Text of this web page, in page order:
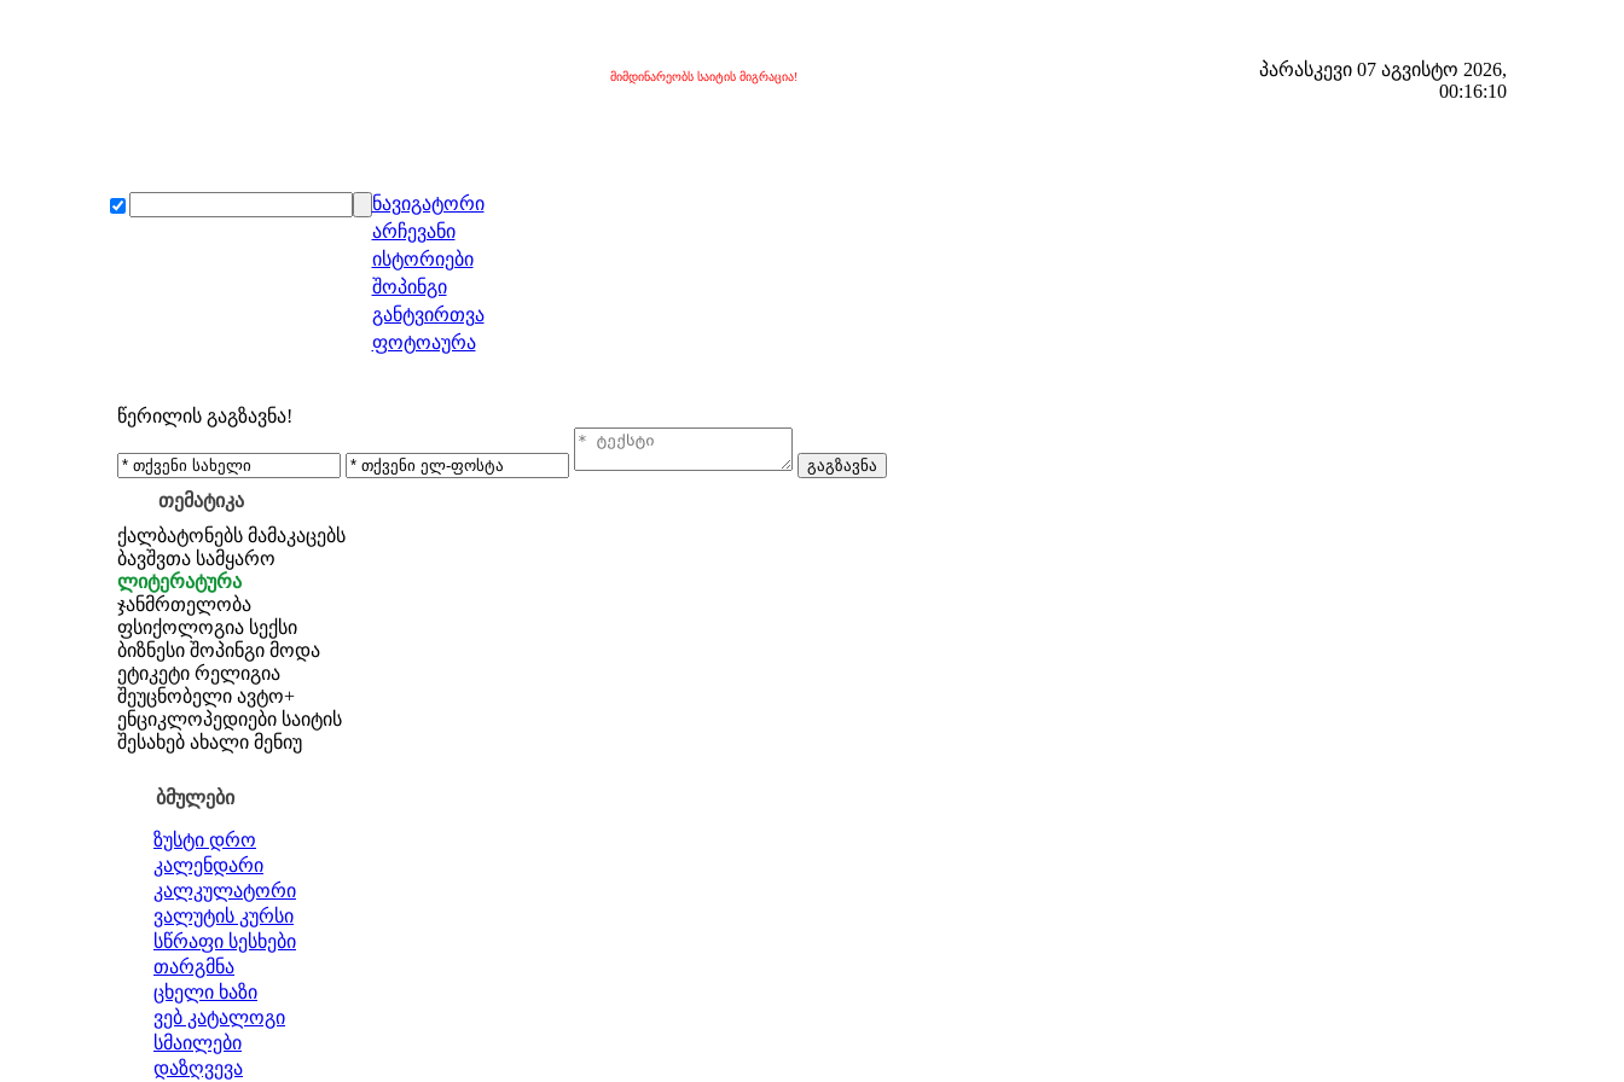
მიმდინარეობს საიტის მიგრაცია!
პარასკევი 07 აგვისტო 2026,
00:16:11
ნავიგატორი
არჩევანი
ისტორიები
შოპინგი
განტვირთვა
ფოტოაურა
წერილის გაგზავნა!
თემატიკა
ქალბატონებს მამაკაცებს
ბავშვთა სამყარო
ლიტერატურა
ჯანმრთელობა
ფსიქოლოგია სექსი
ბიზნესი შოპინგი მოდა
ეტიკეტი რელიგია
შეუცნობელი ავტო+
ენციკლოპედიები საიტის
შესახებ ახალი მენიუ
ბმულები
ზუსტი დრო
კალენდარი
კალკულატორი
ვალუტის კურსი
სწრაფი სესხები
თარგმნა
ცხელი ხაზი
ვებ კატალოგი
სმაილები
დაზღვევა